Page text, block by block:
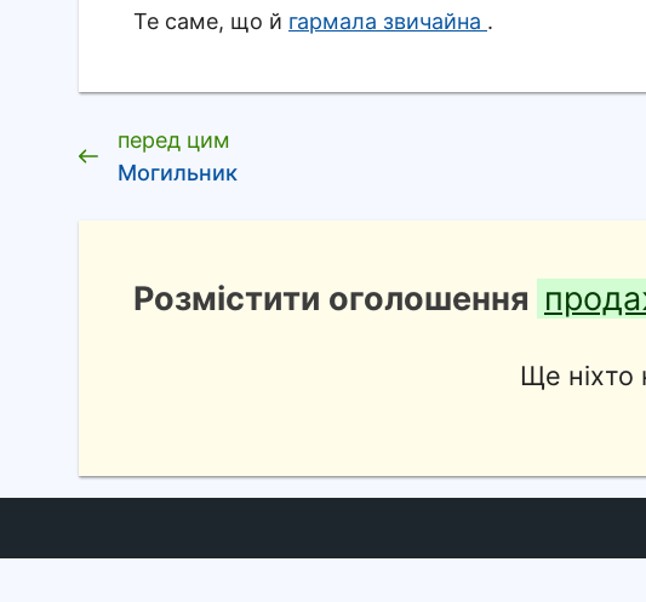
Те саме, що й гармала звичайна .
перед цим
Могильник
Розмістити оголошення
Ще ніхто